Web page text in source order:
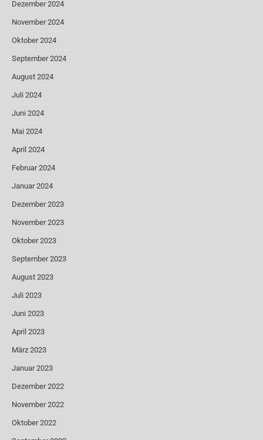
Dezember 2024
November 2024
Oktober 2024
September 2024
August 2024
Juli 2024
Juni 2024
Mai 2024
April 2024
Februar 2024
Januar 2024
Dezember 2023
November 2023
Oktober 2023
September 2023
August 2023
Juli 2023
Juni 2023
April 2023
März 2023
Januar 2023
Dezember 2022
November 2022
Oktober 2022